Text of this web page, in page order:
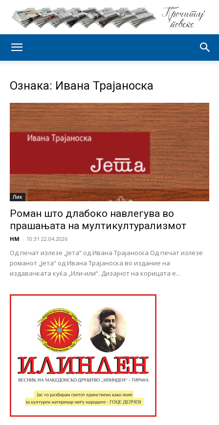
Ознака: Ивана Трајаноска
Лик
Роман што длабоко навлегува во
прашањата на мултикултурализмот
НМ - 10:31 22.04.2026
Од печат излезе „Јета“ од Ивана Трајаноска Од печат излезе
романот „Јета“ од Ивана Трајаноска во издание на
издавачката куќа „Или-или“. Дизајнот на корицата е...